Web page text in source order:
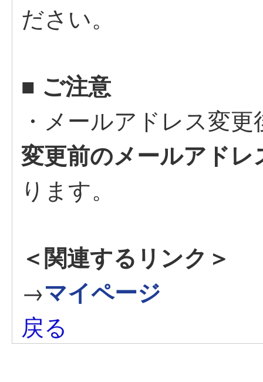
ださい。
■ ご注意
・メールアドレス変更
変更前のメールアド
ります。
＜関連するリンク＞
→マイページ
戻る